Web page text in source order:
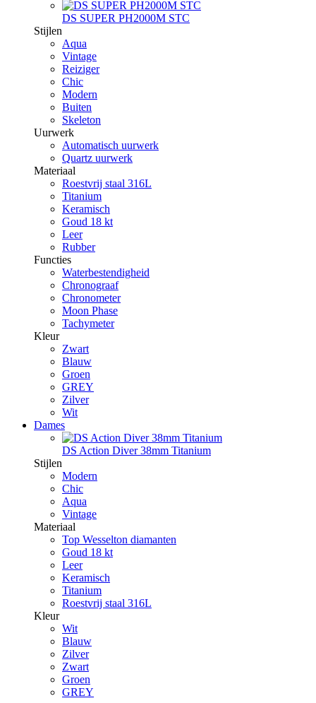
DS SUPER PH2000M STC
Stijlen
Aqua
Vintage
Reiziger
Chic
Modern
Buiten
Skeleton
Uurwerk
Automatisch uurwerk
Quartz uurwerk
Materiaal
Roestvrij staal 316L
Titanium
Keramisch
Goud 18 kt
Leer
Rubber
Functies
Waterbestendigheid
Chronograaf
Chronometer
Moon Phase
Tachymeter
Kleur
Zwart
Blauw
Groen
GREY
Zilver
Wit
Dames
DS Action Diver 38mm Titanium
Stijlen
Modern
Chic
Aqua
Vintage
Materiaal
Top Wesselton diamanten
Goud 18 kt
Leer
Keramisch
Titanium
Roestvrij staal 316L
Kleur
Wit
Blauw
Zilver
Zwart
Groen
GREY